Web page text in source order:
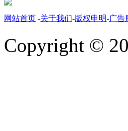
网站首页 -关于我们-版权申明-广告
Copyright ©